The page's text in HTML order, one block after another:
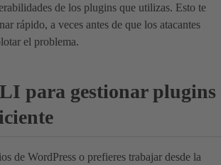
de los plugins que utilizas. Esto te
rápido, a veces antes de que los atacantes
el problema.
para gestionar plugins
de WordPress o prefieres trabajar desde la